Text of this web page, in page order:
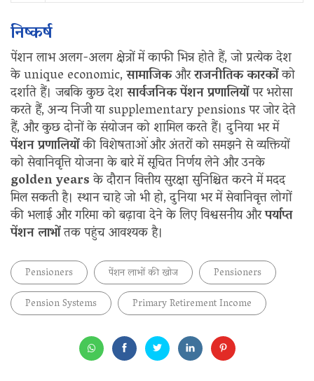
निष्कर्ष
पेंशन लाभ अलग-अलग क्षेत्रों में काफी भिन्न होते हैं, जो प्रत्येक देश
के unique economic,सामाजिकऔरराजनीतिक कारकोंको
दर्शाते हैं। जबकि कुछ देशसार्वजनिक पेंशन प्रणालियोंपर भरोसा
करते हैं, अन्य निजी या supplementary pensions पर जोर देते
हैं, और कुछ दोनों के संयोजन को शामिल करते हैं। दुनिया भर में
पेंशन प्रणालियोंकी विशेषताओं और अंतरों को समझने से व्यक्तियों
को सेवानिवृत्ति योजना के बारे में सूचित निर्णय लेने और उनके
golden yearsके दौरान वित्तीय सुरक्षा सुनिश्चित करने में मदद
मिल सकती है। स्थान चाहे जो भी हो, दुनिया भर में सेवानिवृत्त लोगों
की भलाई और गरिमा को बढ़ावा देने के लिए विश्वसनीय औरपर्याप्त
पेंशन लाभोंतक पहुंच आवश्यक है।
Pensioners पेंशन लाभों की खोज
Pensioners
Pension Systems
Primary Retirement Income